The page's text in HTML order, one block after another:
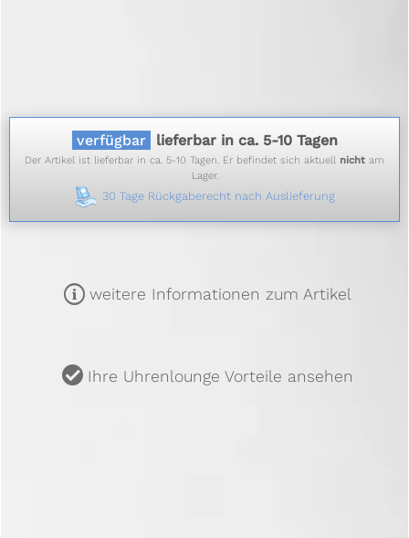
verfügbar lieferbar in ca. 5-10 Tagen
Der Artikel ist lieferbar in ca. 5-10 Tagen. Er befindet sich aktuell nicht am
Lager.
30 Tage Rückgaberecht nach Auslieferung
m weitere Informationen zum Artikel
u Ihre Uhrenlounge Vorteile ansehen